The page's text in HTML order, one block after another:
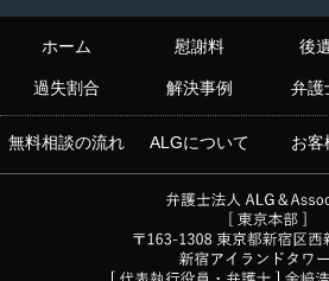
ホーム 慰謝料 後
過失割合 解決事例 弁護
無料相談の流れ ALGについて お客